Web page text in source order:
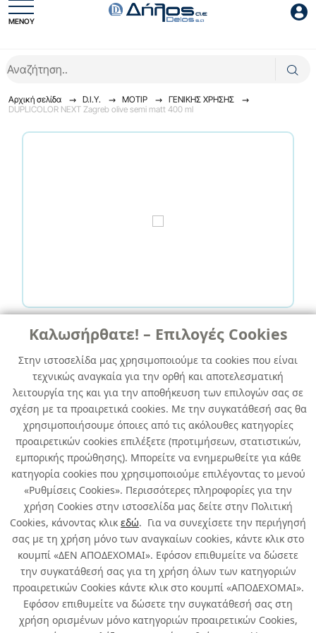
Καλωσήρθατε! – Επιλογές Cookies
Στην ιστοσελίδα μας χρησιμοποιούμε τα cookies που είναι
τεχνικώς αναγκαία για την ορθή και αποτελεσματική
λειτουργία της και για την αποθήκευση των επιλογών σας σε
σχέση με τα προαιρετικά cookies. Με την συγκατάθεσή σας θα
χρησιμοποιήσουμε όποιες από τις ακόλουθες κατηγορίες
προαιρετικών cookies επιλέξετε (προτιμήσεων, στατιστικών,
εμπορικής προώθησης). Μπορείτε να ενημερωθείτε για κάθε
κατηγορία cookies που χρησιμοποιούμε επιλέγοντας το μενού
«Ρυθμίσεις Cookies». Περισσότερες πληροφορίες για την
χρήση Cookies στην ιστοσελίδα μας δείτε στην Πολιτική
Cookies, κάνοντας κλικ εδώ. Για να συνεχίσετε την περιήγησή
σας με τη χρήση μόνο των αναγκαίων cookies, κάντε κλικ στο
κουμπί «ΔΕΝ ΑΠΟΔΕΧΟΜΑΙ». Εφόσον επιθυμείτε να δώσετε
την συγκατάθεσή σας για τη χρήση όλων των κατηγοριών
προαιρετικών Cookies κάντε κλικ στο κουμπί «ΑΠΟΔΕΧΟΜΑΙ».
Εφόσον επιθυμείτε να δώσετε την συγκατάθεσή σας στη
χρήση ορισμένων μόνο κατηγοριών προαιρετικών Cookies,
ΜΕΝΟΥ
Αρχική σελίδα D.I.Y. ΜΟΤΙΡ
ΓENIKHΣ XPHΣHΣ
DUPLICOLOR NEXT Zagreb olive semi matt 400 ml
ΓENIKHΣ XPHΣHΣ
DUPLICOLOR NEXT Zagreb olive semi
matt 400 ml
κωδ. 248078221
6τμχ/ συσκευασία
Άμεσα Διαθέσιμο
Σχετικά με εμάς
Χρήσιμα